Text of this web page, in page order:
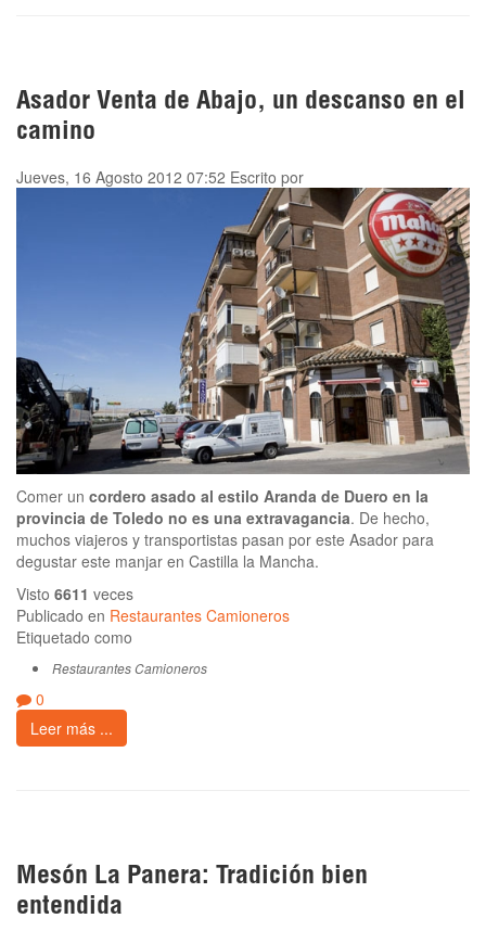
Asador Venta de Abajo, un descanso en el
camino
Jueves, 16 Agosto 2012 07:52 Escrito por
Comer un cordero asado al estilo Aranda de Duero en la
provincia de Toledo no es una extravagancia. De hecho,
muchos viajeros y transportistas pasan por este Asador para
degustar este manjar en Castilla la Mancha.
Visto 6611 veces
Publicado en Restaurantes Camioneros
Etiquetado como
Restaurantes Camioneros
0
Leer más ...
Mesón La Panera: Tradición bien
entendida